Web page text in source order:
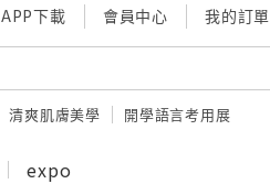
APP下載 會員中心 我的訂單
清爽肌膚美學 開學語言考用展
expo